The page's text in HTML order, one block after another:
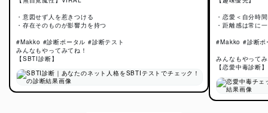
・意図せず人を惹きつける
・存在そのものが影響力を持つ
#Makko #診断ポータル #診断テスト
みんなもやってみてね！
【SBTI診断】
・恋愛＜自分時間
・距離感は常に
#Makko #診断ポ
みんなもやって
【恋愛中毒診断】